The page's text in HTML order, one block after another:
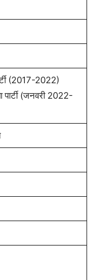
(2017-2022)
पार्टी (जनवरी 2022-